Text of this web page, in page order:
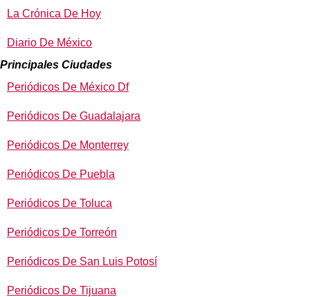
La Crónica De Hoy
Diario De México
Principales Ciudades
Periódicos De México Df
Periódicos De Guadalajara
Periódicos De Monterrey
Periódicos De Puebla
Periódicos De Toluca
Periódicos De Torreón
Periódicos De San Luis Potosí
Periódicos De Tijuana